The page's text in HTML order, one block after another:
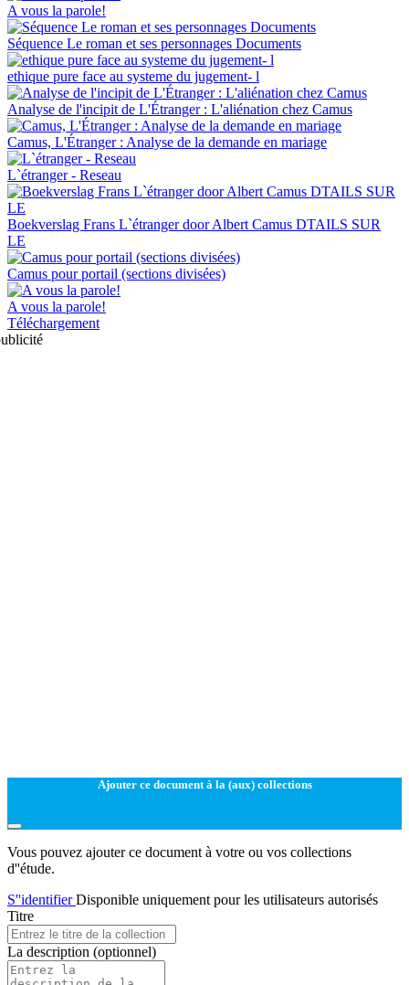
A vous la parole!
Séquence Le roman et ses personnages Documents
ethique pure face au systeme du jugement- l
Analyse de l'incipit de L'Étranger : L'aliénation chez Camus
Camus, L'Étranger : Analyse de la demande en mariage
L`étranger - Reseau
Boekverslag Frans L`étranger door Albert Camus DTAILS SUR
LE
Camus pour portail (sections divisées)
A vous la parole!
Téléchargement
Ajouter ce document à la (aux) collections
Vous pouvez ajouter ce document à votre ou vos collections
d''étude.
S''identifierDisponible uniquement pour les utilisateurs autorisés
Titre
La description (optionnel)